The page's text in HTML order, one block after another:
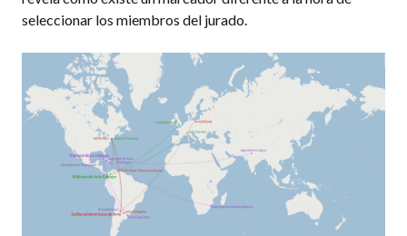
seleccionar los miembros del jurado.